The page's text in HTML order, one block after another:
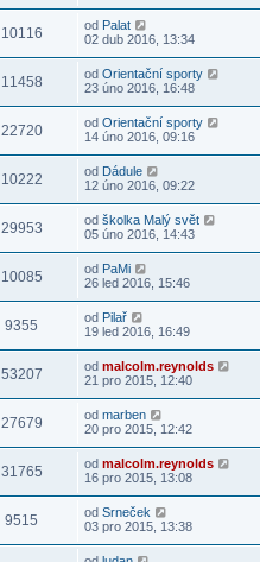
10116 od Palat
02 dub 2016, 13:34
11458 od Orientační sporty
23 úno 2016, 16:48
22720 od Orientační sporty
14 úno 2016, 09:16
10222 od Dádule
12 úno 2016, 09:22
29953 od školka Malý svět
05 úno 2016, 14:43
10085 od PaMi
26 led 2016, 15:46
9355 od Pilař
19 led 2016, 16:49
53207 od malcolm.reynolds
21 pro 2015, 12:40
27679 od marben
20 pro 2015, 12:42
31765 od malcolm.reynolds
16 pro 2015, 13:08
9515 od Srneček
03 pro 2015, 13:38